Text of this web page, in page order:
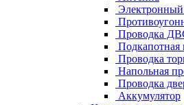
Проводка
Подкапотная
Проводка
Напольная
Проводка
Аккумулятор